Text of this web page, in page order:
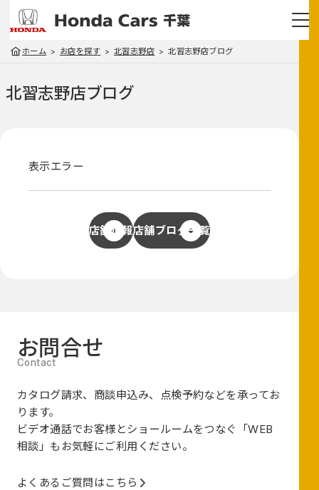
ホーム お店を探す 北習志野店 北習志野店ブログ
北習志野店ブログ
表示エラー
店舗情報店舗ブログ一覧
お問合せ
カタログ請求、商談申込み、点検予約などを承ってお
ります。
ビデオ通話でお客様とショールームをつなぐ
「WEB
相談」も お気軽にご利用ください。
よくあるご質問はこちら